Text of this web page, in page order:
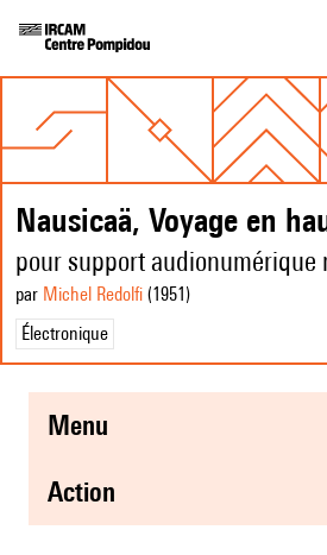
Nausicaä, Voyage en
pour support audionumérique
par Michel Redolfi (1951 )
Électronique
menu
action